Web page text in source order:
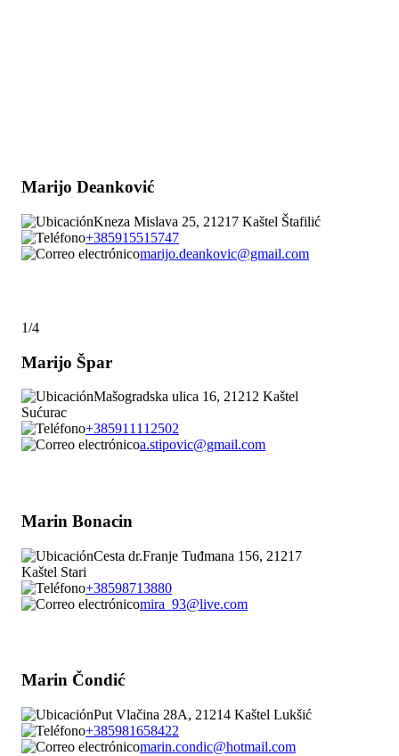
Marijo Deanković
Kneza Mislava 25, 21217 Kaštel Štafilić
+385915515747
marijo.deankovic@gmail.com
1/4
Marijo Špar
Mašogradska ulica 16, 21212 Kaštel
Sućurac
+385911112502
a.stipovic@gmail.com
Marin Bonacin
Cesta dr.Franje Tuđmana 156, 21217
Kaštel Stari
+38598713880
mira_93@live.com
Marin Čondić
Put Vlačina 28A, 21214 Kaštel Lukšić
+385981658422
marin.condic@hotmail.com